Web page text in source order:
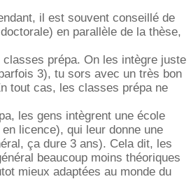
il est souvent conseillé de
en parallèle de la thèse,
prépa. On les intègre juste
3), tu sors avec un très bon
tout cas, les classes prépa ne
les gens intègrent une école
licence), qui leur donne une
ça dure 3 ans). Cela dit, les
beaucoup moins théoriques
mieux adaptées au monde du